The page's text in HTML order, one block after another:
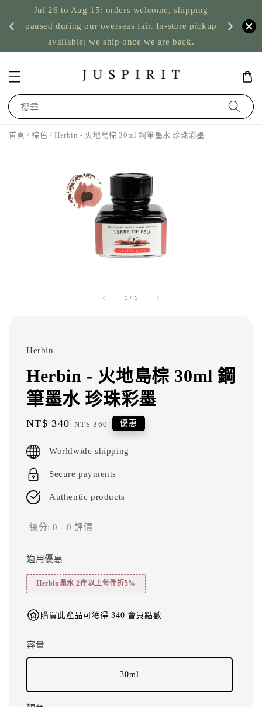
Jul 26 to Aug 15: orders welcome, shipping
paused during our overseas fair. In-store pickup
available; we ship once we are back.
US
搜尋
首頁 /棕色 / Herbin - 火地島棕 30ml 鋼筆墨水 珍珠彩墨
1 / 1
Herbin
Herbin - 火地島棕 30ml 鋼
筆墨水 珍珠彩墨
Sale
NT$ 340 Regular
NT$ 360 優惠
Worldwide shipping
Secure payments
Authentic products
總分:0 - 0 評價
適用優惠
Herbin墨水 2件以上每件折5%
購買此產品可獲得 340 會員點數
容量
30ml